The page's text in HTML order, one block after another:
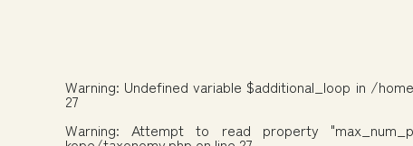
Warning: Undefined variable $additional_loop in /
27
Warning: Attempt to read property